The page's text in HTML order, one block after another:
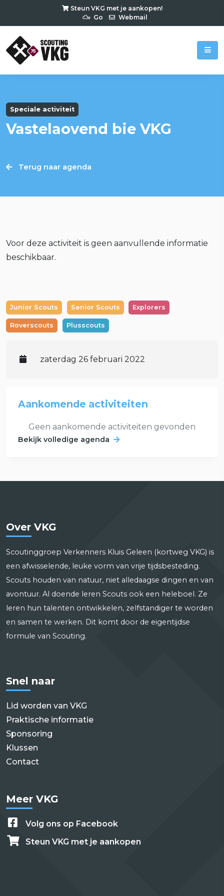
Steun VKG met je aankopen!
Go
Webmail
Speciale activiteit
Vastelaovend bie VKG
Terug naar agenda
Voor deze activiteit is geen aanvullende informatie
beschikbaar.
Junior Scouts Senior Scouts Explorers
Roverscouts Plusscouts
zaterdag 26 februari 2022
Aankomende activiteiten
Geen aankomende activiteiten gevonden
Bekijk volledige agenda
Over VKG
Scoutinggroep Verkenners Kluis Geleen (kortweg VKG) is
een afwisselende, leuke vorm van vrije tijdsbesteding.
Scouts houden van natuur, niet alledaagse dingen en van
avontuur. Al doende leren Scouts ook een heleboel. Ze
leren hun talenten ontwikkelen, zelfstandiger te worden
en samen te werken. Dit komt door de eigentijdse
formule van Scouting.
Snel naar
Lid worden van VKG
Praktische informatie
Sponsoring
Klussen
Contact
Meer VKG
Volg ons op Facebook
Steun VKG met je aankopen